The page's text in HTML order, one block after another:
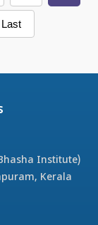
Last
Institute)
Kerala